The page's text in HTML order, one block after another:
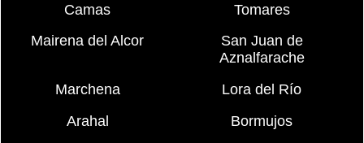
Camas
Tomares
Mairena del Alcor
San Juan de
Aznalfarache
Marchena
Lora del Río
Arahal
Bormujos